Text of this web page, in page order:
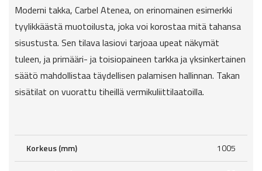
Moderni takka, Carbel Atenea, on erinomainen esimerkki
tyylikkäästä muotoilusta, joka voi korostaa mitä tahansa
sisustusta. Sen tilava lasiovi tarjoaa upeat näkymät
tuleen, ja primääri- ja toisiopaineen tarkka ja yksinkertainen
säätö mahdollistaa täydellisen palamisen hallinnan. Takan
sisätilat on vuorattu tiheillä vermikuliittilaatoilla.
Korkeus (mm) 1005